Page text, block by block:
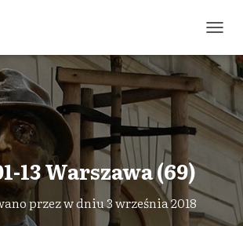
R
Z
Ą
C
Z
A
I
G
13 Warszawa (69)
przezw dniu3 września 2018